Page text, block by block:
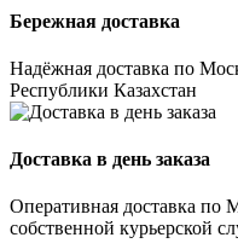
Бережная доставка
Надёжная доставка по
Республики Казахстан
Доставка в день заказа
Оперативная доставка по
собственной курьерской